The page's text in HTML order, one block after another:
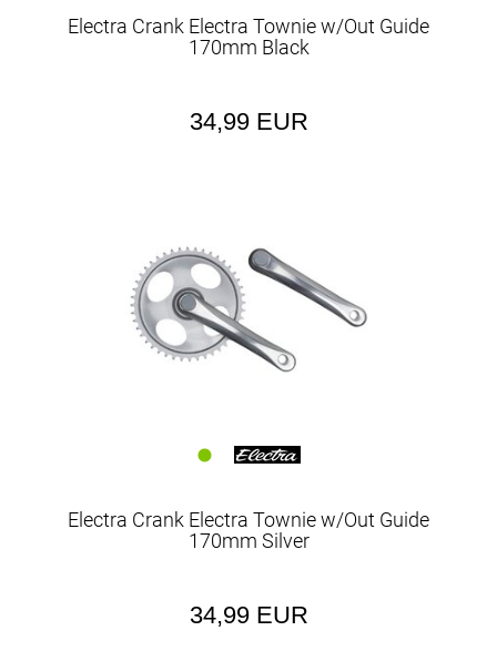
Electra Crank Electra Townie w/Out Guide
170mm Black
34,99 EUR
Electra Crank Electra Townie w/Out Guide
170mm Silver
34,99 EUR